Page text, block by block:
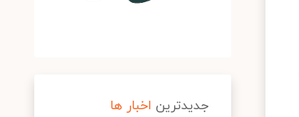
جدیدترین اخبار ها